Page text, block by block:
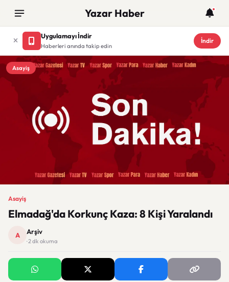
Yazar Haber
Uygulamayı İndir
Haberleri anında takip edin
İndir
Asayiş
Asayiş
Elmadağ'da Korkunç Kaza: 8 Kişi Yaralandı
A Arşiv
· 2 dk okuma